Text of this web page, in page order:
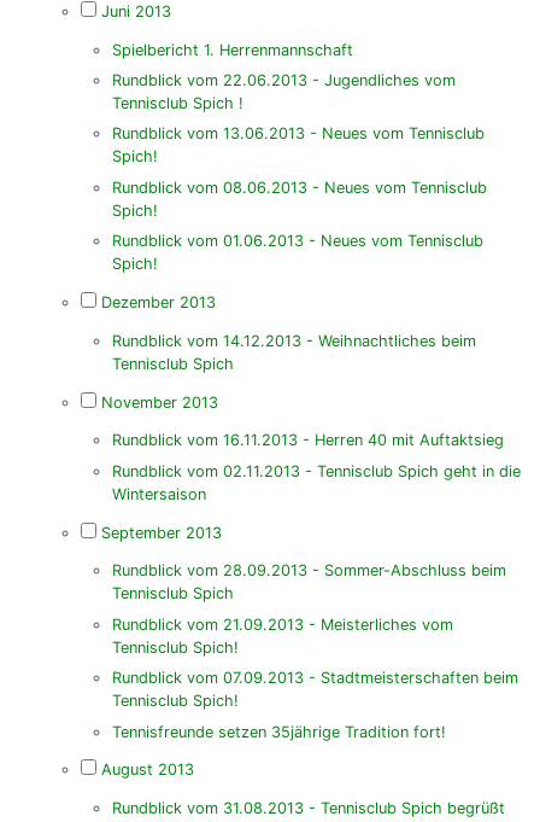
Juni 2013
Spielbericht 1. Herrenmannschaft
Rundblick vom 22.06.2013 - Jugendliches vom
Tennisclub Spich !
Rundblick vom 13.06.2013 - Neues vom Tennisclub
Spich!
Rundblick vom 08.06.2013 - Neues vom Tennisclub
Spich!
Rundblick vom 01.06.2013 - Neues vom Tennisclub
Spich!
Dezember 2013
Rundblick vom 14.12.2013 - Weihnachtliches beim
Tennisclub Spich
November 2013
Rundblick vom 16.11.2013 - Herren 40 mit Auftaktsieg
Rundblick vom 02.11.2013 - Tennisclub Spich geht in die
Wintersaison
September 2013
Rundblick vom 28.09.2013 - Sommer-Abschluss beim
Tennisclub Spich
Rundblick vom 21.09.2013 - Meisterliches vom
Tennisclub Spich!
Rundblick vom 07.09.2013 - Stadtmeisterschaften beim
Tennisclub Spich!
Tennisfreunde setzen 35jährige Tradition fort!
August 2013
Rundblick vom 31.08.2013 - Tennisclub Spich begrüßt